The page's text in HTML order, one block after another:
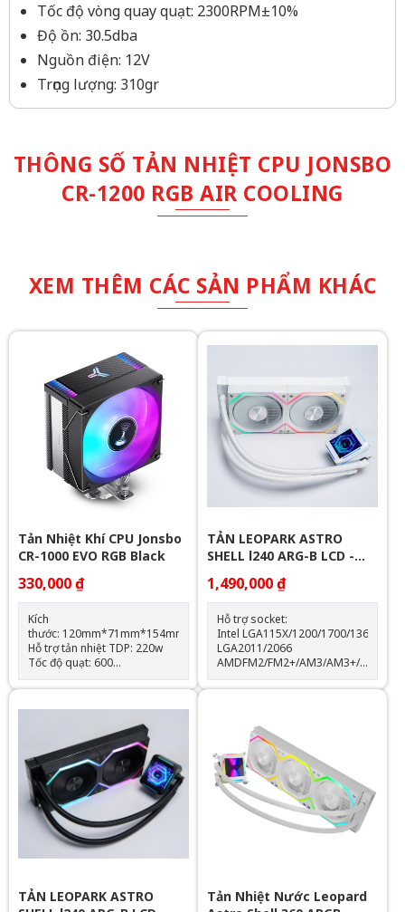
Tốc độ vòng quay quạt: 2300RPM±10%
Độ ồn: 30.5dba
Nguồn điện: 12V
Trọng lượng: 310gr
THÔNG SỐ TẢN NHIỆT CPU JONSBO
CR-1200 RGB AIR COOLING
XEM THÊM CÁC SẢN PHẨM KHÁC
Tản Nhiệt Khí CPU Jonsbo
CR-1000 EVO RGB Black
330,000 ₫
Kích
thước: 120mm*71mm*154mm
Hỗ trợ tản nhiệt TDP: 220w
Tốc độ quạt: 600
-1500RPM(±10%) Hỗ trợ
Socket LGA 1700 & AM5
Trang bị 4 ống đồng dẫn
nhiệt Quạt tản nhiệt: 120mm
TẢN LEOPARK ASTRO
SHELL l240 ARG-B LCD -
1,490,000 ₫
Hỗ trợ socket:
Intel LGA115X/1200/1700/1366
LGA2011/2066
AMDFM2/FM2+/AM3/AM3+/AM4/
Thông số kỹ thuật: Kích thước
quạt: 120*120*25mm Tốc độ
thọ quạt: 40.000 giờ Độ ồn:
31.5dBA Vòng bi: Hydraulic
Tuổi thọ máy bơm: 30.000 giờ
độ ồn: 30dBA tốc độ bơm:
2400 +- 10%
TẢN LEOPARK ASTRO
Tản Nhiệt Nước Leopard